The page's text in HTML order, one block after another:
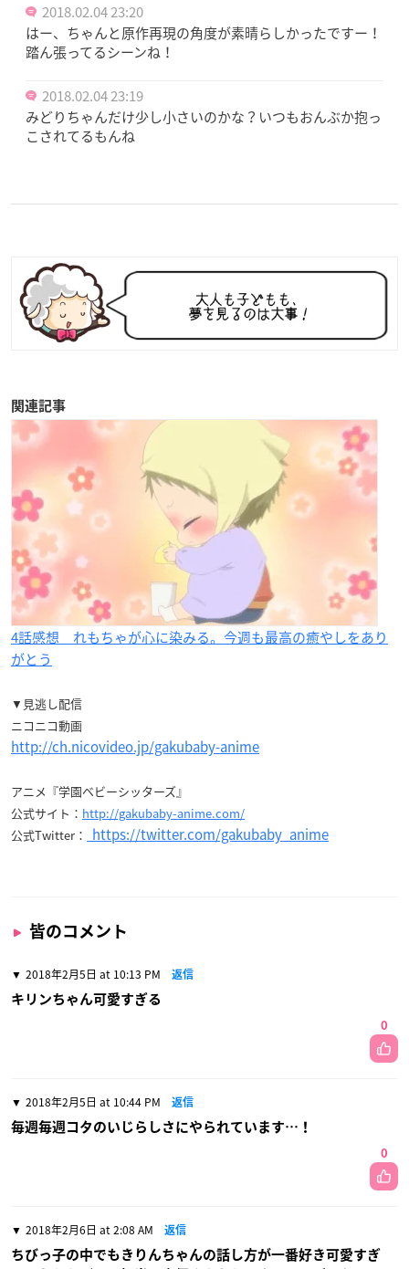
2018.02.04 23:20
はー、ちゃんと原作再現の角度が素晴らしかったですー！
踏ん張ってるシーンね！
2018.02.04 23:19
みどりちゃんだけ少し小さいのかな？いつもおんぶか抱っ
こされてるもんね
関連記事
4話感想 れもちゃが心に染みる。今週も最高の癒やしをあり
がとう
▼見逃し配信
ニコニコ動画
http://ch.nicovideo.jp/gakubaby-anime
アニメ『学園ベビーシッターズ』
公式サイト： http://gakubaby-anime.com/
公式Twitter：
https://twitter.com/gakubaby_anime
皆のコメント
2018年2月5日 at 10:13 PM 返信
キリンちゃん可愛すぎる
0
2018年2月5日 at 10:44 PM 返信
毎週毎週コタのいじらしさにやられています…！
0
2018年2月6日 at 2:08 AM 返信
ちびっ子の中でもきりんちゃんの話し方が一番好き可愛すぎ